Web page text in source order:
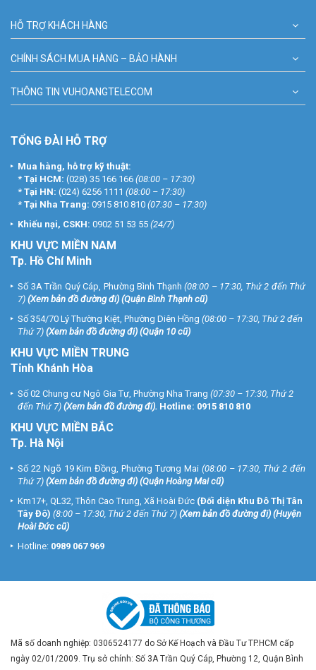
HỖ TRỢ KHÁCH HÀNG
CHÍNH SÁCH MUA HÀNG – BẢO HÀNH
THÔNG TIN VUHOANGTELECOM
TỔNG ĐÀI HỖ TRỢ
Mua hàng, hỗ trợ kỹ thuật:
* Tại HCM: (028) 35 166 166 (08:00 – 17:30)
* Tại HN: (024) 6256 1111 (08:00 – 17:30)
* Tại Nha Trang: 0915 810 810 (07:30 – 17:30)
Khiếu nại, CSKH: 0902 51 53 55 (24/7)
KHU VỰC MIỀN NAM
Tp. Hồ Chí Minh
Số 3A Trần Quý Cáp, Phường Bình Thạnh (08:00 – 17:30, Thứ 2 đến Thứ
7) (Xem bản đồ đường đi) (Quận Bình Thạnh cũ)
Số 354/70 Lý Thường Kiệt, Phường Diên Hồng (08:00 – 17:30, Thứ 2 đến
Thứ 7) (Xem bản đồ đường đi) (Quận 10 cũ)
KHU VỰC MIỀN TRUNG
Tỉnh Khánh Hòa
Số 02 Chung cư Ngô Gia Tự, Phường Nha Trang (07:30 – 17:30, Thứ 2
đến Thứ 7) (Xem bản đồ đường đi). Hotline: 0915 810 810
KHU VỰC MIỀN BẮC
Tp. Hà Nội
Số 22 Ngõ 19 Kim Đồng, Phường Tương Mai (08:00 – 17:30, Thứ 2 đến
Thứ 7) (Xem bản đồ đường đi) (Quận Hoàng Mai cũ)
Km17+, QL32, Thôn Cao Trung, Xã Hoài Đức (Đối diện Khu Đô Thị Tân
Tây Đô) (8:00 – 17:30, Thứ 2 đến Thứ 7) (Xem bản đồ đường đi) (Huyện
Hoài Đức cũ)
Hotline: 0989 067 969
Mã số doanh nghiệp: 0306524177 do Sở Kế Hoạch và Đầu Tư TP.HCM cấp
ngày 02/01/2009. Trụ sở chính: Số 3A Trần Quý Cáp, Phường 12, Quận Bình